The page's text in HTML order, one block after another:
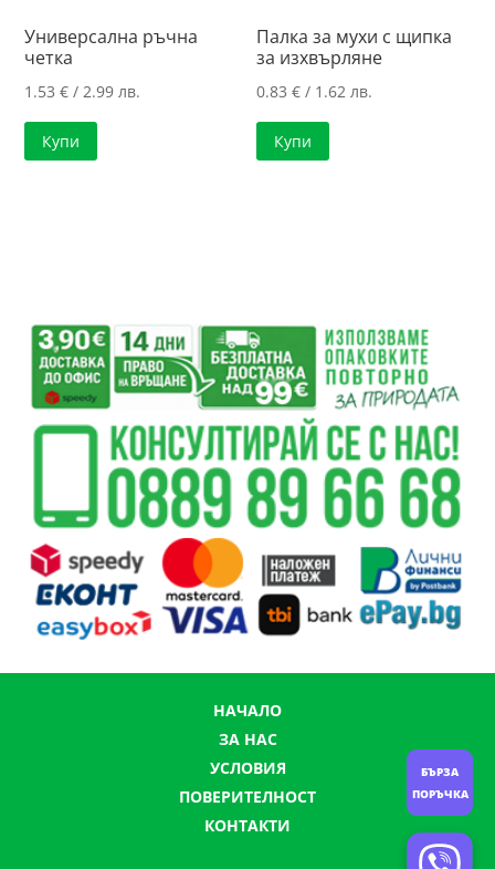
Универсална ръчна
четка
1.53€ / 2.99 лв.
Купи
Палка за мухи с щипка
за изхвърляне
0.83€ / 1.62 лв.
Купи
НАЧАЛО
ЗА НАС
УСЛОВИЯ
ПОВЕРИТЕЛНОСТ
КОНТАКТИ
БЪРЗА
ПОРЪЧКА